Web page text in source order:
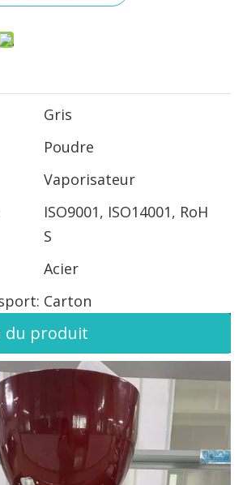
Gris
Poudre
Vaporisateur
ISO9001, ISO14001, RoH
S
Acier
Carton
du produit